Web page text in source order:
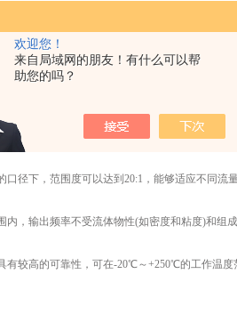
欢迎您！
来自局域网的朋友！有什么可以帮
助您的吗？
的可动机械零件，因此具有较高的可靠性，
负百分之一到百分之一点五之间，能够满足
下，范围度可以达到20:1，能够适应不同流量
输出频率不受流体物性(如密度和粘度)和组成
较高的可靠性，可在-20℃～+250℃的工作温度